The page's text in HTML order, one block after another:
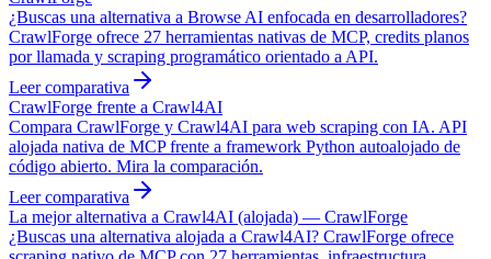
¿Buscas una alternativa a Browse AI enfocada en desarrolladores?
CrawlForge ofrece 27 herramientas nativas de MCP, credits planos
por llamada y scraping programático orientado a API.
Leer comparativa
CrawlForge frente a Crawl4AI
Compara CrawlForge y Crawl4AI para web scraping con IA. API
alojada nativa de MCP frente a framework Python autoalojado de
código abierto. Mira la comparación.
Leer comparativa
La mejor alternativa a Crawl4AI (alojada) — CrawlForge
¿Buscas una alternativa alojada a Crawl4AI? CrawlForge ofrece